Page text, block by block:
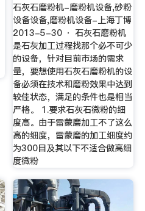
石灰石磨粉机-磨粉机设备,砂粉
设备设备,磨粉机设备-上海丁博
2013-5-30 · 石灰石磨粉机
是石灰加工过程找那个必不可少
的设备，针对目前市场的需求
量，要想使用石灰石磨粉机的设
备必须在技术和磨粉效果中达到
较佳状态，满足的条件也是相当
严格。 1.要求石灰石微粉的细
度高。由于雷蒙磨加工不了这么
高的细度，雷蒙磨的加工细度约
为300目及其以下不适合做高细
度微粉